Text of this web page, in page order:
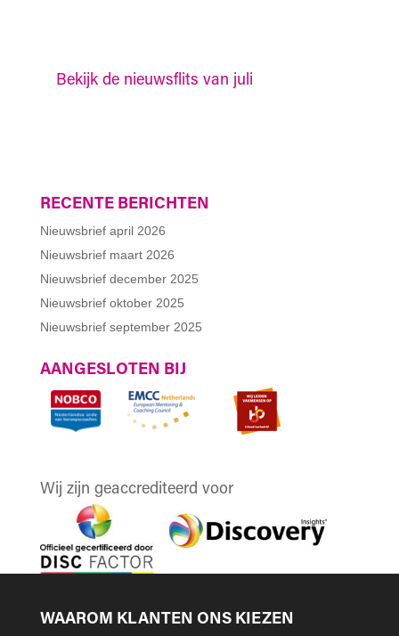
Bekijk de nieuwsflits van juli
RECENTE BERICHTEN
Nieuwsbrief april 2026
Nieuwsbrief maart 2026
Nieuwsbrief december 2025
Nieuwsbrief oktober 2025
Nieuwsbrief september 2025
AANGESLOTEN BIJ
Wij zijn geaccrediteerd voor
WAAROM KLANTEN ONS KIEZEN